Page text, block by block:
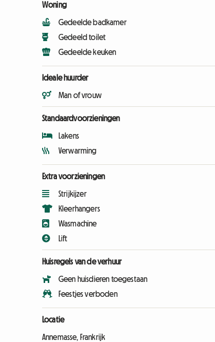
Woning
Gedeelde badkamer
Gedeeld toilet
Gedeelde keuken
Ideale huurder
Man of vrouw
Standaardvoorzieningen
Lakens
Verwarming
Extra voorzieningen
Strijkijzer
Kleerhangers
Wasmachine
Lift
Huisregels van de verhuur
Geen huisdieren toegestaan
Feestjes verboden
Locatie
Annemasse, Frankrijk